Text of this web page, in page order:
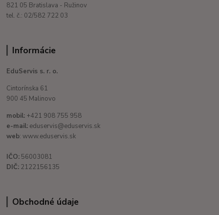
821 05 Bratislava - Ružinov
tel. č.: 02/582 722 03
Informácie
EduServis s. r. o.
Cintorínska 61
900 45 Malinovo
mobil: +421 908 755 958
e-mail: eduservis@eduservis.sk
web: www.eduservis.sk
IČO: 56003081
DIČ: 2122156135
Obchodné údaje